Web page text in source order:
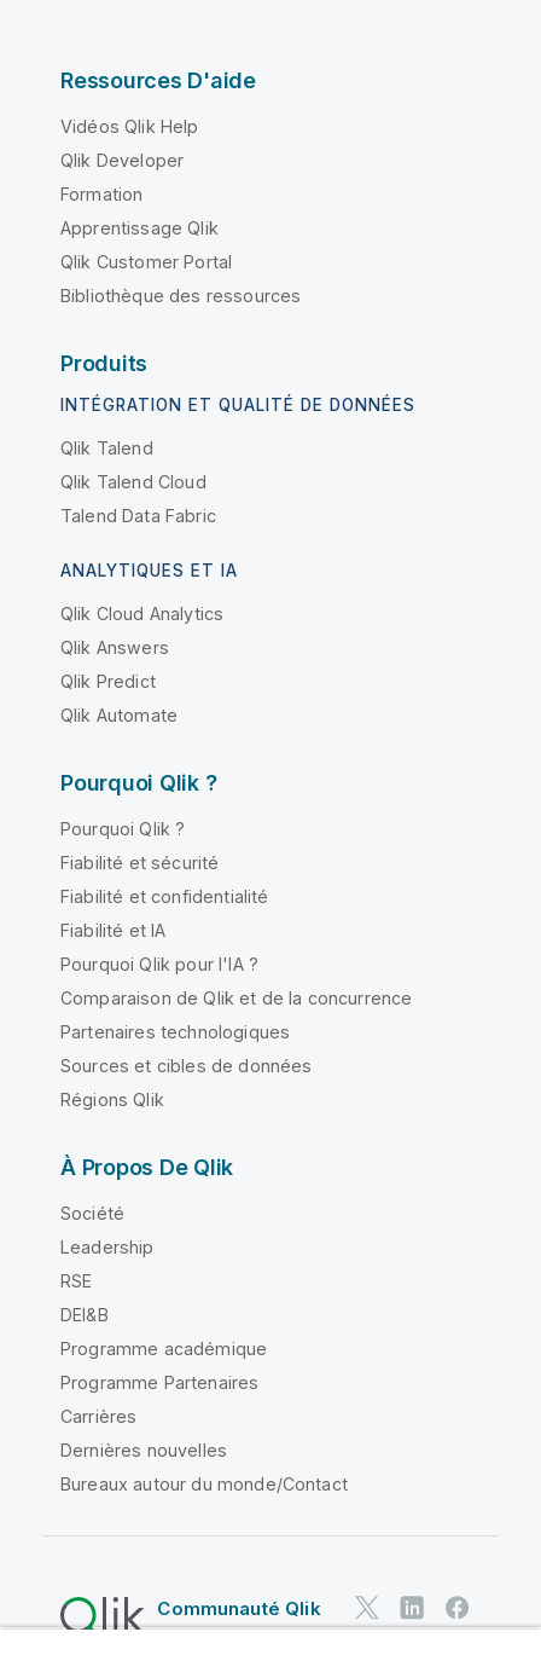
Ressources D'aide
Vidéos Qlik Help
Qlik Developer
Formation
Apprentissage Qlik
Qlik Customer Portal
Bibliothèque des ressources
Produits
INTÉGRATION ET QUALITÉ DE DONNÉES
Qlik Talend
Qlik Talend Cloud
Talend Data Fabric
ANALYTIQUES ET IA
Qlik Cloud Analytics
Qlik Answers
Qlik Predict
Qlik Automate
Pourquoi Qlik ?
Pourquoi Qlik ?
Fiabilité et sécurité
Fiabilité et confidentialité
Fiabilité et IA
Pourquoi Qlik pour l'IA ?
Comparaison de Qlik et de la concurrence
Partenaires technologiques
Sources et cibles de données
Régions Qlik
À Propos De Qlik
Société
Leadership
RSE
DEI&B
Programme académique
Programme Partenaires
Carrières
Dernières nouvelles
Bureaux autour du monde/Contact
Communauté Qlik